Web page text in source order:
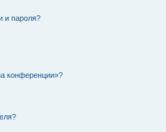
и пароля?
конференции»?